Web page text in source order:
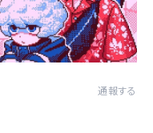
通報する